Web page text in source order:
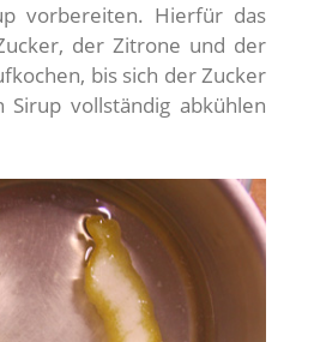
vorbereiten. Hierfür das
der Zitrone und der
bis sich der Zucker
Sirup vollständig abkühlen